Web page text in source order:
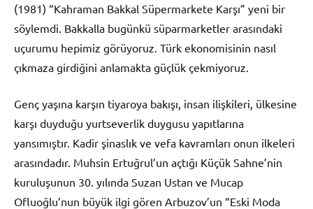
(1981) “Kahraman Bakkal Süpermarkete Karşı” yeni bir
söylemdi. Bakkalla bugünkü süparmarketler arasındaki
uçurumu hepimiz görüyoruz. Türk ekonomisinin nasıl
çıkmaza girdiğini anlamakta güçlük çekmiyoruz.
Genç yaşına karşın tiyaroya bakışı, insan ilişkileri, ülkesine
karşı duyduğu yurtseverlik duygusu yapıtlarına
yansımıştır. Kadir şinaslık ve vefa kavramları onun ilkeleri
arasındadır. Muhsin Ertuğrul’un açtığı Küçük Sahne’nin
kuruluşunun 30. yılında Suzan Ustan ve Mucap
Ofluoğlu’nun büyük ilgi gören Arbuzov’un “Eski Moda